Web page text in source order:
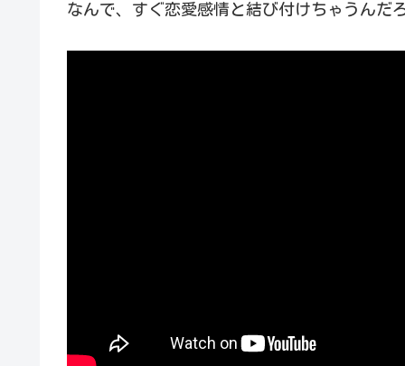
知らない間に傷つけていて、その結果...
なんで、すぐ恋愛感情と結び付けちゃうんだ